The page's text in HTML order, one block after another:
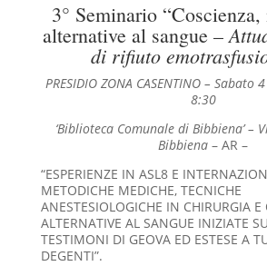
3° Seminario
alternative al sangue –
di rifiuto
PRESIDIO ZONA CASENTINO –
8:30
‘Biblioteca Comunale di Bibbiena’ –
Bibbiena– AR –
“ESPERIENZE IN ASL8 E
METODICHE MEDICHE, TECNICHE
ANESTESIOLOGICHE IN CHIRURGIA E
ALTERNATIVE AL SANGUE INIZIATE
TESTIMONI DI GEOVA ED ESTESE A
DEGENTI”.